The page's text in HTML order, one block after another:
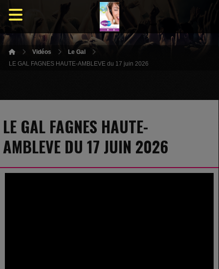
Vidéos
Le Gal
LE GAL FAGNES HAUTE-AMBLEVE du 17 juin 2026
LE GAL FAGNES HAUTE-
AMBLEVE DU 17 JUIN 2026